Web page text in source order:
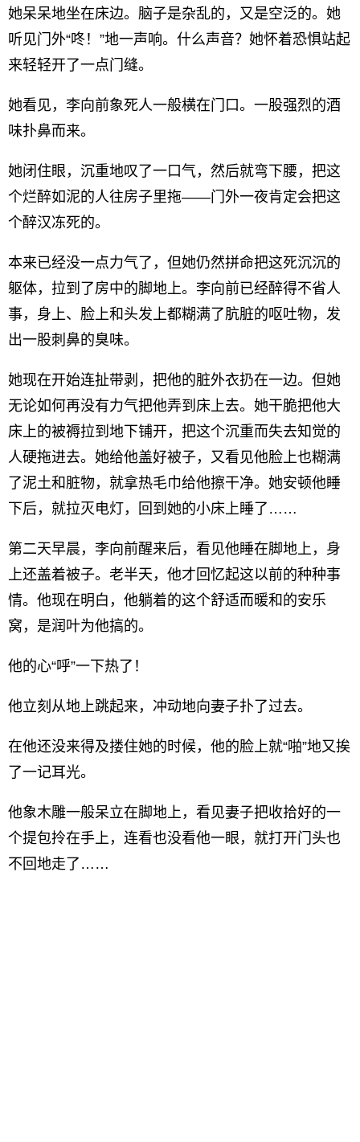
她呆呆地坐在床边。脑子是杂乱的，又是空泛的。她
听见门外“咚！”地一声响。什么声音？她怀着恐惧站起
来轻轻开了一点门缝。
她看见，李向前象死人一般横在门口。一股强烈的酒
味扑鼻而来。
她闭住眼，沉重地叹了一口气，然后就弯下腰，把这
个烂醉如泥的人往房子里拖——门外一夜肯定会把这
个醉汉冻死的。
本来已经没一点力气了，但她仍然拼命把这死沉沉的
躯体，拉到了房中的脚地上。李向前已经醉得不省人
事，身上、脸上和头发上都糊满了肮脏的呕吐物，发
出一股刺鼻的臭味。
她现在开始连扯带剥，把他的脏外衣扔在一边。但她
无论如何再没有力气把他弄到床上去。她干脆把他大
床上的被褥拉到地下铺开，把这个沉重而失去知觉的
人硬拖进去。她给他盖好被子，又看见他脸上也糊满
了泥土和脏物，就拿热毛巾给他擦干净。她安顿他睡
下后，就拉灭电灯，回到她的小床上睡了……
第二天早晨，李向前醒来后，看见他睡在脚地上，身
上还盖着被子。老半天，他才回忆起这以前的种种事
情。他现在明白，他躺着的这个舒适而暖和的安乐
窝，是润叶为他搞的。
他的心“呼”一下热了！
他立刻从地上跳起来，冲动地向妻子扑了过去。
在他还没来得及搂住她的时候，他的脸上就“啪”地又挨
了一记耳光。
他象木雕一般呆立在脚地上，看见妻子把收拾好的一
个提包拎在手上，连看也没看他一眼，就打开门头也
不回地走了……